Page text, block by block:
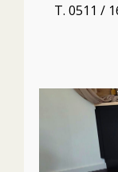
T. 0511 /